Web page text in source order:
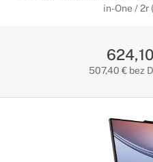
Počítače Lenovo
Začína nová éra
Najrýchlejšie a
Windows v históri. Počítače
produktivitu a kreativitu.
in-One / 2r
507,40 € bez